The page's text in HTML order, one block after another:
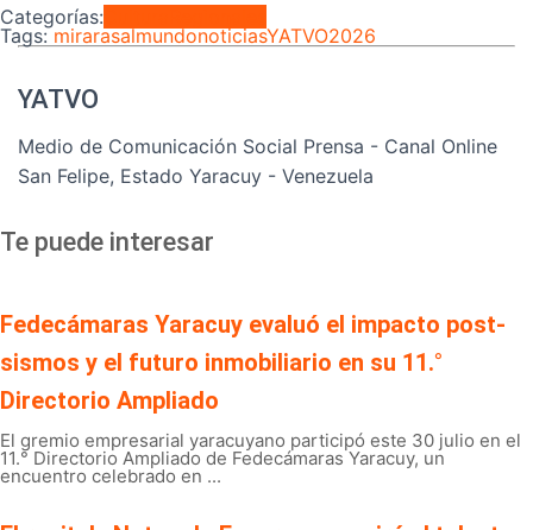
Categorías:
Tags:mirarasalmundonoticiasYATVO2026
YATVO
Medio de Comunicación Social Prensa - Canal Online
San Felipe, Estado Yaracuy - Venezuela
Te puede interesar
Fedecámaras Yaracuy evaluó el impacto post-
sismos y el futuro inmobiliario en su 11.°
Directorio Ampliado
El gremio empresarial yaracuyano participó este 30 julio en el
11.° Directorio Ampliado de Fedecámaras Yaracuy, un
encuentro celebrado en ...